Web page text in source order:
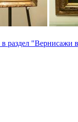
раздел "Вернисажи